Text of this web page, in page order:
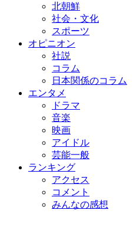
北朝鮮
社会・文化
スポーツ
オピニオン
社説
コラム
日本関係のコラム
エンタメ
ドラマ
音楽
映画
アイドル
芸能一般
ランキング
アクセス
コメント
みんなの感想